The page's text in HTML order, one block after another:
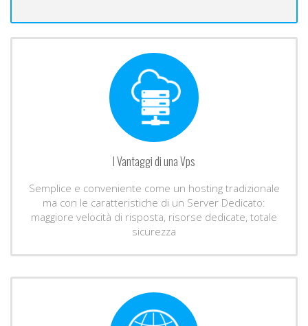
I Vantaggi di una Vps
Semplice e conveniente come un hosting tradizionale
ma con le caratteristiche di un Server Dedicato:
maggiore velocità di risposta, risorse dedicate, totale
sicurezza